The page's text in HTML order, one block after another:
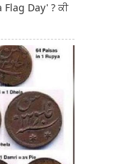
Day' ? ਕੀ